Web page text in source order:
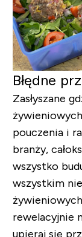
Błędne
Zasłyszane
pouczenia i
branży,
wszystko
wszystkim
rewelacyjnie
upieraj się